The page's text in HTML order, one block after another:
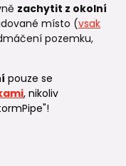
zachytit z okolní
místo (vsak
pozemku,
pouze se
, nikoliv